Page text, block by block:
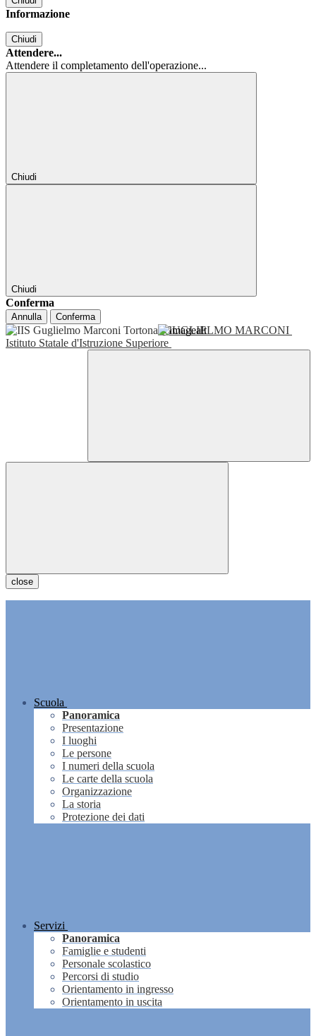
Informazione
Chiudi
Attendere...
Attendere il completamento dell'operazione...
Chiudi
Chiudi
Conferma
Annulla Conferma
GUGLIELMO MARCONI
Istituto Statale d'Istruzione Superiore
close
Scuola
Panoramica
Presentazione
I luoghi
Le persone
I numeri della scuola
Le carte della scuola
Organizzazione
La storia
Protezione dei dati
Servizi
Panoramica
Famiglie e studenti
Personale scolastico
Percorsi di studio
Orientamento in ingresso
Orientamento in uscita